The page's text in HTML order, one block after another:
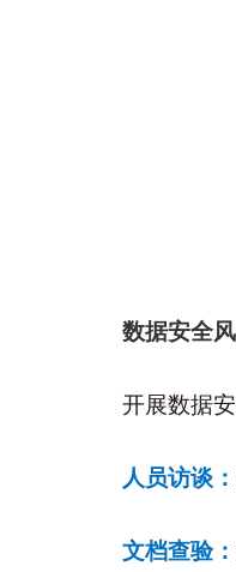
数据安全
开展数据
人员访谈 ：
文档查验：